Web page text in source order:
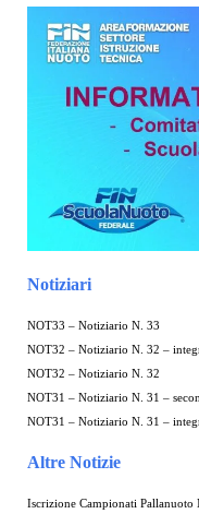
Notiziari
NOT33 – Notiziario N. 33
NOT32 – Notiziario N. 32 –
NOT32 – Notiziario N. 32
NOT31 – Notiziario N. 31 –
NOT31 – Notiziario N. 31 –
Altre Notizie
Iscrizione Campionati